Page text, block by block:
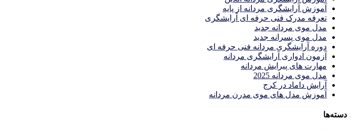
آموزش آرایشگری مردانه از پایه
تعرفه مدرک فنی حرفه ای آرایشگری
مدل موی مردانه جدید
مدل موی پسرانه جدید
دوره آرایشگری مردانه فنی حرفه ای
آزمون ادواری آرایشگری مردانه
مهارت های پیرایش مردانه
مدل موی مردانه 2025
آرایش داماد در کرج
آموزش مدل های موی مدرن مردانه
دسته‌ها